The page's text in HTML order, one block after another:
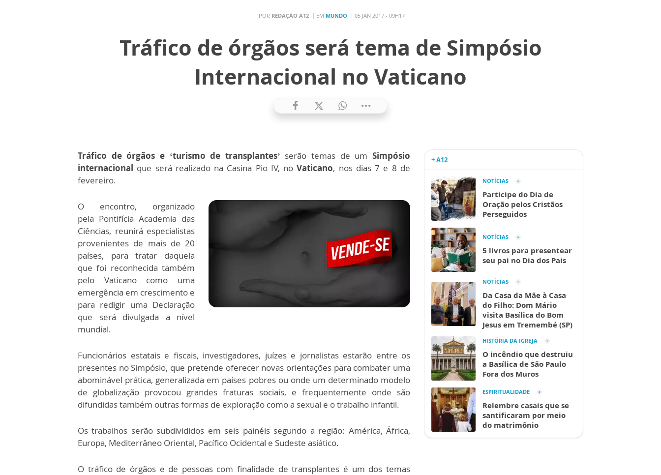
POR REDAÇÃO A12 EM MUNDO 05 JAN 2017 - 09H17
Tráfico de órgãos será tema de Simpósio
Internacional no Vaticano
Tráfico de órgãos e ‘turismo de transplantes’ serão temas de umSimpósio
internacional que será realizado na Casina Pio IV, noVaticano, nos dias 7 e 8 de
fevereiro.
O encontro, organizado
pela Pontifícia Academia das
Ciências, reunirá especialistas
provenientes de mais de 20
países, para tratar daquela
que foi reconhecida também
pelo Vaticano como uma
emergência em crescimento e
para redigir uma Declaração
que será divulgada a nível
mundial.
Funcionários estatais e fiscais, investigadores, juízes e jornalistas estarão entre os
presentes no Simpósio, que pretende oferecer novas orientações para combater uma
abominável prática, generalizada em países pobres ou onde um determinado modelo
de globalização provocou grandes fraturas sociais, e frequentemente onde são
difundidas também outras formas de exploração como a sexual e o trabalho infantil.
Os trabalhos serão subdivididos em seis painéis segundo a região: América, África,
Europa, Mediterrâneo Oriental, Pacífico Ocidental e Sudeste asiático.
O tráfico de órgãos e de pessoas com finalidade de transplantes é um dos temas
+ A12
NOTÍCIAS
Participe do Dia de
Oração pelos Cristãos
Perseguidos
NOTÍCIAS
5 livros para presentear
seu pai no Dia dos Pais
NOTÍCIAS
Da Casa da Mãe à Casa
do Filho: Dom Mário
visita Basílica do Bom
Jesus em Tremembé (SP)
HISTÓRIA DA IGREJA
O incêndio que destruiu
a Basílica de São Paulo
Fora dos Muros
ESPIRITUALIDADE
Relembre casais que se
santificaram por meio
do matrimônio